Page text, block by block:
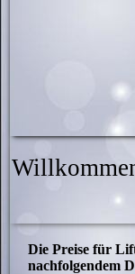
Die Preise für
nachfolgendem